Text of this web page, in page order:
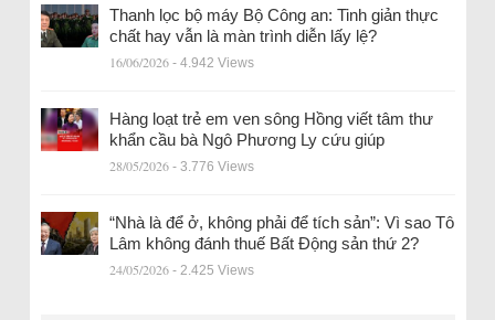
Thanh lọc bộ máy Bộ Công an: Tinh giản thực
chất hay vẫn là màn trình diễn lấy lệ?
16/06/2026 - 4.942 Views
Hàng loạt trẻ em ven sông Hồng viết tâm thư
khẩn cầu bà Ngô Phương Ly cứu giúp
28/05/2026 - 3.776 Views
“Nhà là để ở, không phải để tích sản”: Vì sao Tô
Lâm không đánh thuế Bất Động sản thứ 2?
24/05/2026 - 2.425 Views